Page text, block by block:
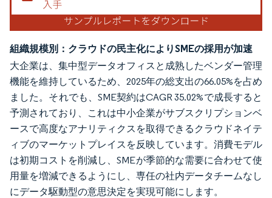
組織規模別：クラウドの民主化によりSMEの採用が加速
大企業は、集中型データオフィスと成熟したベンダー管理
機能を維持しているため、2025年の総支出の66.05%を占め
ました。それでも、SME契約はCAGR 35.02%で成長すると
予測されており、これは中小企業がサブスクリプションベ
ースで高度なアナリティクスを取得できるクラウドネイテ
ィブのマーケットプレイスを反映しています。消費モデル
は初期コストを削減し、SMEが季節的な需要に合わせて使
用量を増減できるようにし、専任の社内データチームなし
にデータ駆動型の意思決定を実現可能にします。